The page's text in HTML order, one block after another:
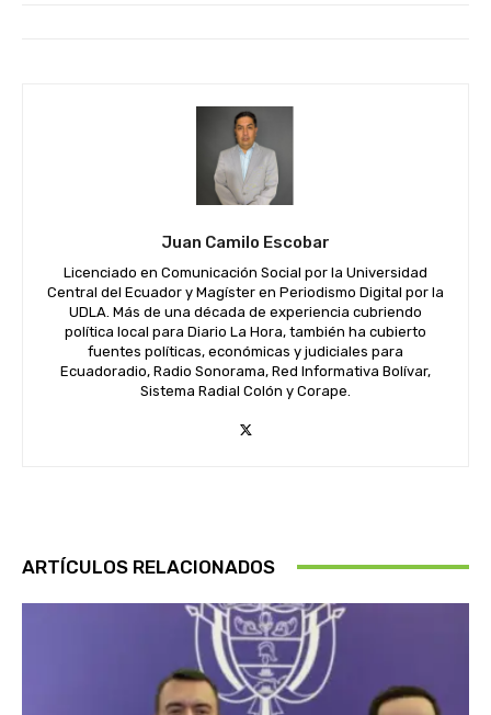
Juan Camilo Escobar
Licenciado en Comunicación Social por la Universidad
Central del Ecuador y Magíster en Periodismo Digital por la
UDLA. Más de una década de experiencia cubriendo
política local para Diario La Hora, también ha cubierto
fuentes políticas, económicas y judiciales para
Ecuadoradio, Radio Sonorama, Red Informativa Bolívar,
Sistema Radial Colón y Corape.
ARTÍCULOS RELACIONADOS